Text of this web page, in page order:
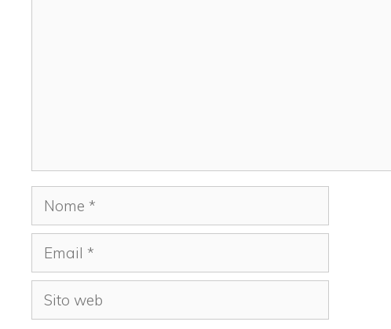
Nome
Email
Sito
web